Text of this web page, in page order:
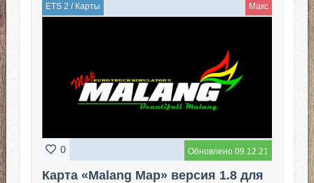
ETS 2 / Карты Макс
Обновлено 09.12.21
0
Карта «Malang Map» версия 1.8 для